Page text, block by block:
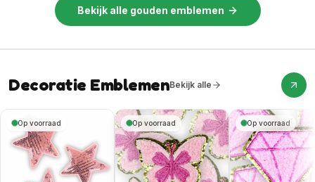
Bekijk alle gouden emblemen
Decoratie EmblemenBekijk alle
Op voorraad Op voorraad Op voorraad